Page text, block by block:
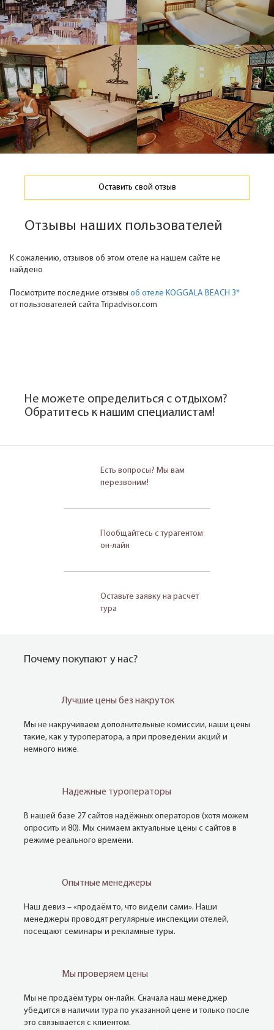
Оставить свой отзыв
Отзывы наших пользователей
К сожалению, отзывов об этом отеле на нашем сайте не
найдено
Посмотрите последние отзывы об отеле KOGGALA BEACH 3*
от пользователей сайта Tripadvisor.com
Не можете определиться с отдыхом?
Обратитесь к нашим специалистам!
Есть вопросы? Мы вам
перезвоним!
Пообщайтесь с турагентом
он-лайн
Оставьте заявку на расчёт
тура
Почему покупают у нас?
Лучшие цены без накруток
Мы не накручиваем дополнительные комиссии, наши цены
такие, как у туроператора, а при проведении акций и
немного ниже.
Надежные туроператоры
В нашей базе 27 сайтов надёжных операторов (хотя можем
опросить и 80). Мы снимаем актуальные цены с сайтов в
режиме реального времени.
Опытные менеджеры
Наш девиз – «продаём то, что видели сами». Наши
менеджеры проводят регулярные инспекции отелей,
посещают семинары и рекламные туры.
Мы проверяем цены
Мы не продаём туры он-лайн. Сначала наш менеджер
убедится в наличии тура по указанной цене и только после
это связывается с клиентом.